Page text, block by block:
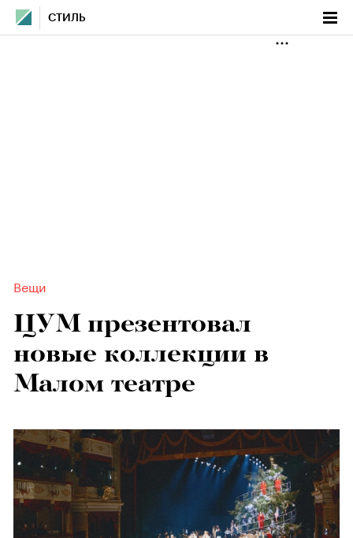
СТИЛЬ
Вещи
ЦУМ презентовал
новые коллекции в
Малом театре